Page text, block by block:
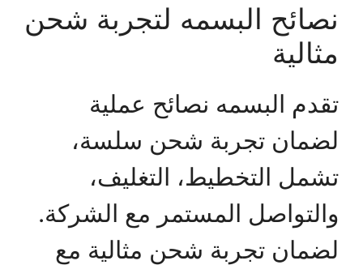
نصائح البسمه لتجربة شحن
مثالية
تقدم البسمه نصائح عملية
لضمان تجربة شحن سلسة،
تشمل التخطيط، التغليف،
والتواصل المستمر مع الشركة.
لضمان تجربة شحن مثالية مع